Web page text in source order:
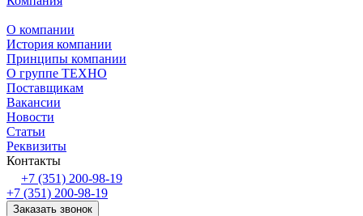
О компании
История компании
Принципы компании
О группе ТЕХНО
Поставщикам
Вакансии
Новости
Статьи
Реквизиты
Контакты
+7 (351) 200-98-19
+7 (351) 200-98-19
Заказать звонок